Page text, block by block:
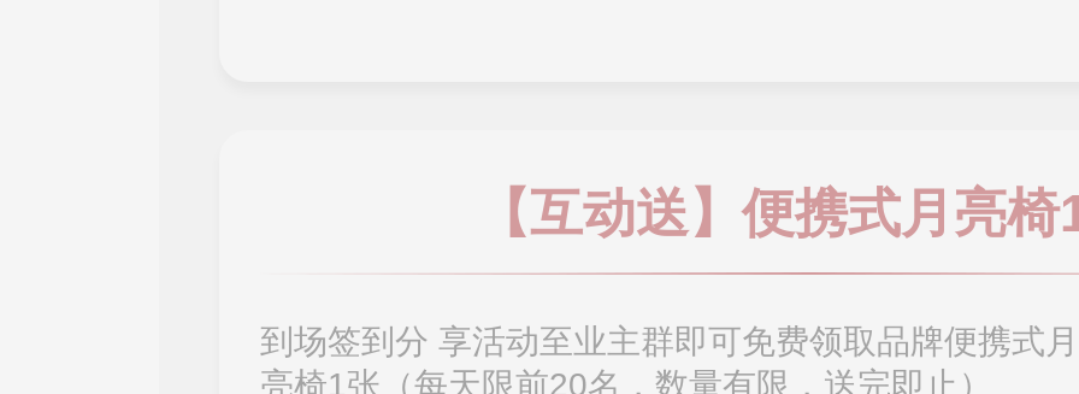
【互动送】便携式月亮椅
到场签到分 享活动至业主群即可免费领取品牌便携式月
亮椅1张（每天限前20名，数量有限，送完即止）